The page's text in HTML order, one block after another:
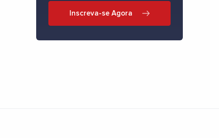
Inscreva-se Agora